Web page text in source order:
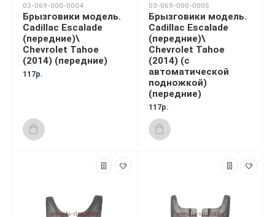
03-069-000-0004
Брызговики модель.
Cadillac Escalade
(передние)\
Chevrolet Tahoe
(2014) (передние)
117р.
03-069-000-0005
Брызговики модель.
Cadillac Escalade
(передние)\
Chevrolet Tahoe
(2014) (с
автоматической
подножкой)
(передние)
117р.